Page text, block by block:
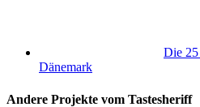
Die 25
Dänemark
Andere Projekte vom Tastesheriff